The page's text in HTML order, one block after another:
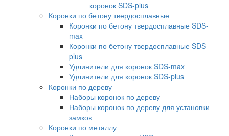
коронок SDS-plus
Коронки по бетону твердосплавные
Коронки по бетону твердосплавные SDS-
max
Коронки по бетону твердосплавные SDS-
plus
Удлинители для коронок SDS-max
Удлинители для коронок SDS-plus
Коронки по дереву
Наборы коронок по дереву
Наборы коронок по дереву для установки
замков
Коронки по металлу